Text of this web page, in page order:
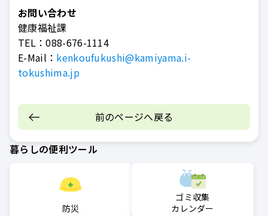
お問い合わせ
健康福祉課
TEL：088-676-1114
E-Mail： kenkoufukushi@kamiyama.i-
tokushima.jp
前のページへ戻る
暮らしの便利ツール
防災
ゴミ収集
カレンダー